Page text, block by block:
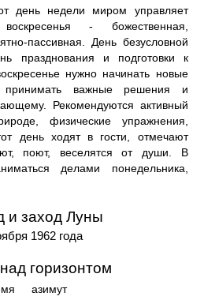
день недели миром управляет
- божественная,
пассивная. День безусловной
празднования и подготовки к
нужно начинать новые
важные решения и
Рекомендуются активный
физические упражнения,
день ходят в гости, отмечают
поют, веселятся от души. В
делами понедельника,
и заход Луны
1962 года
горизонтом
азимут